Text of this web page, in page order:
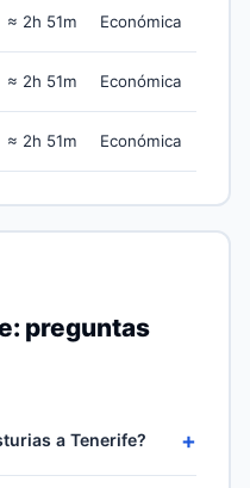
≈ 2h 51m Económica
≈ 2h 51m Económica
≈ 2h 51m Económica
preguntas
a Tenerife? +